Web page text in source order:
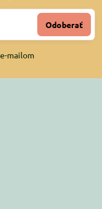
Odoberať
mailom